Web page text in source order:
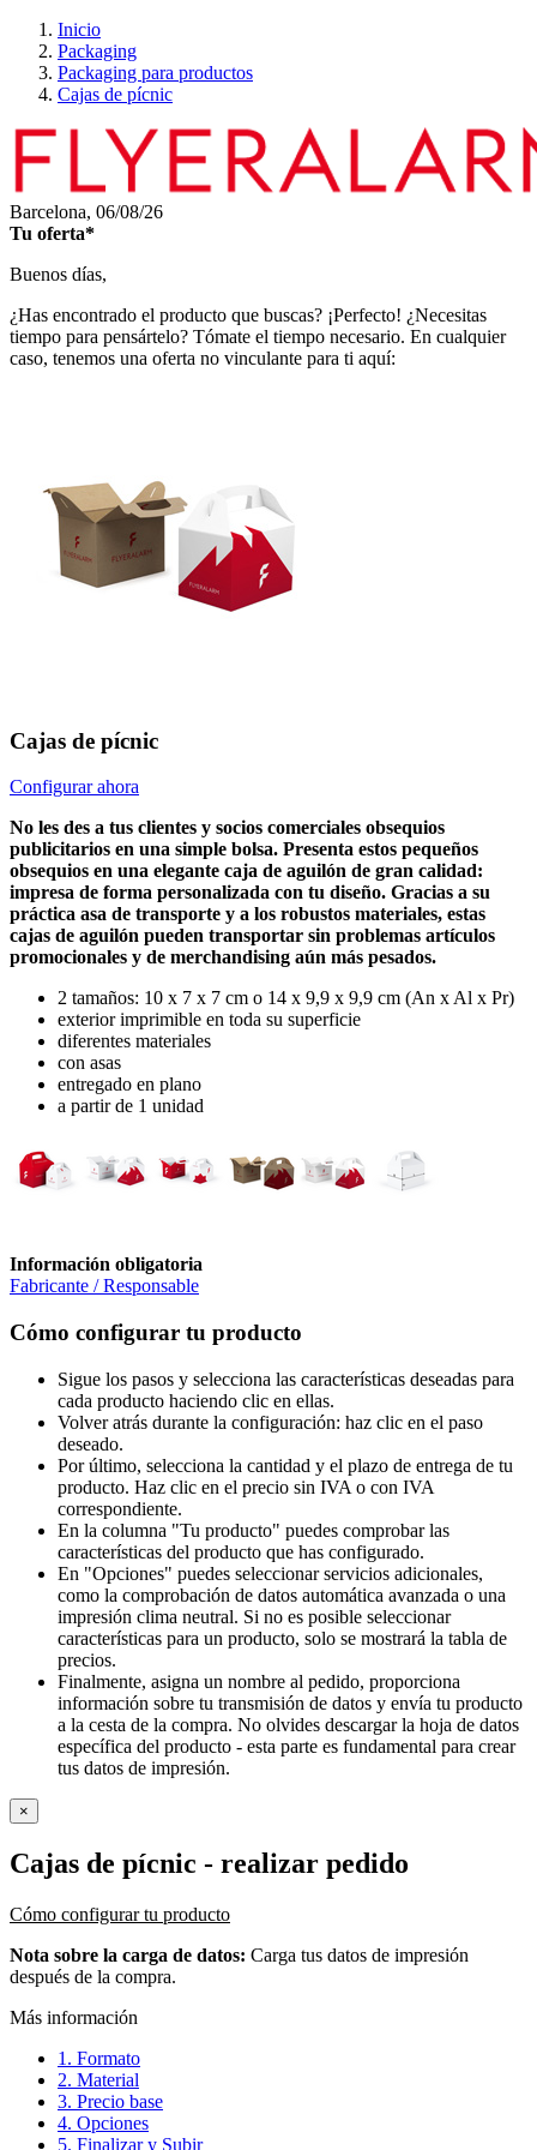
Inicio
Packaging
Packaging para productos
Cajas de pícnic
Barcelona, 06/08/26
Tu oferta*
Buenos días,
¿Has encontrado el producto que buscas? ¡Perfecto! ¿Necesitas
tiempo para pensártelo? Tómate el tiempo necesario. En cualquier
caso, tenemos una oferta no vinculante para ti aquí:
Cajas de pícnic
Configurar ahora
No les des a tus clientes y socios comerciales obsequios
publicitarios en una simple bolsa. Presenta estos pequeños
obsequios en una elegante caja de aguilón de gran calidad:
impresa de forma personalizada con tu diseño. Gracias a su
práctica asa de transporte y a los robustos materiales, estas
cajas de aguilón pueden transportar sin problemas artículos
promocionales y de merchandising aún más pesados.
2 tamaños: 10 x 7 x 7 cm o 14 x 9,9 x 9,9 cm (An x Al x Pr)
exterior imprimible en toda su superficie
diferentes materiales
con asas
entregado en plano
a partir de 1 unidad
Información obligatoria
Fabricante / Responsable
Cómo configurar tu producto
Sigue los pasos y selecciona las características deseadas para
cada producto haciendo clic en ellas.
Volver atrás durante la configuración: haz clic en el paso
deseado.
Por último, selecciona la cantidad y el plazo de entrega de tu
producto. Haz clic en el precio sin IVA o con IVA
correspondiente.
En la columna "Tu producto" puedes comprobar las
características del producto que has configurado.
En "Opciones" puedes seleccionar servicios adicionales,
como la comprobación de datos automática avanzada o una
impresión clima neutral. Si no es posible seleccionar
características para un producto, solo se mostrará la tabla de
precios.
Finalmente, asigna un nombre al pedido, proporciona
información sobre tu transmisión de datos y envía tu producto
a la cesta de la compra. No olvides descargar la hoja de datos
específica del producto - esta parte es fundamental para crear
tus datos de impresión.
×
Cajas de pícnic - realizar pedido
Cómo configurar tu producto
Nota sobre la carga de datos: Carga tus datos de impresión
después de la compra.
Más información
1. Formato
2. Material
3. Precio base
4. Opciones
5. Finalizar y Subir